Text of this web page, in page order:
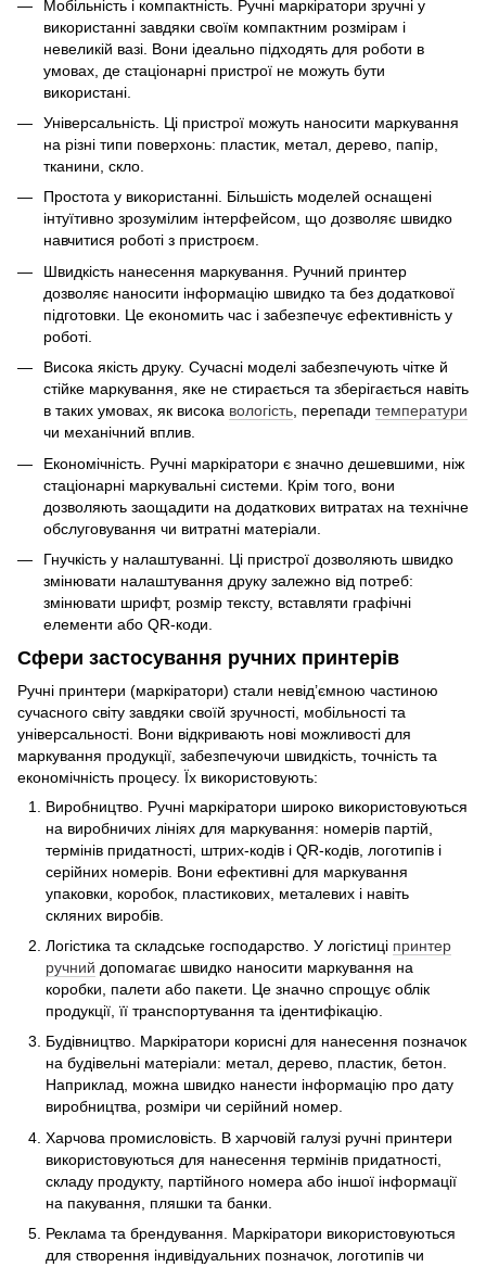
Мобільність і компактність. Ручні маркіратори зручні у
використанні завдяки своїм компактним розмірам і
невеликій вазі. Вони ідеально підходять для роботи в
умовах, де стаціонарні пристрої не можуть бути
використані.
Універсальність. Ці пристрої можуть наносити маркування
на різні типи поверхонь: пластик, метал, дерево, папір,
тканини, скло.
Простота у використанні. Більшість моделей оснащені
інтуїтивно зрозумілим інтерфейсом, що дозволяє швидко
навчитися роботі з пристроєм.
Швидкість нанесення маркування. Ручний принтер
дозволяє наносити інформацію швидко та без додаткової
підготовки. Це економить час і забезпечує ефективність у
роботі.
Висока якість друку. Сучасні моделі забезпечують чітке й
стійке маркування, яке не стирається та зберігається навіть
в таких умовах, як висока вологість , перепади температури
чи механічний вплив.
Економічність. Ручні маркіратори є значно дешевшими, ніж
стаціонарні маркувальні системи. Крім того, вони
дозволяють заощадити на додаткових витратах на технічне
обслуговування чи витратні матеріали.
Гнучкість у налаштуванні. Ці пристрої дозволяють швидко
змінювати налаштування друку залежно від потреб:
змінювати шрифт, розмір тексту, вставляти графічні
елементи або QR-коди.
Сфери застосування ручних принтерів
Ручні принтери (маркіратори) стали невід’ємною частиною
сучасного світу завдяки своїй зручності, мобільності та
універсальності. Вони відкривають нові можливості для
маркування продукції, забезпечуючи швидкість, точність та
економічність процесу. Їх використовують:
Виробництво. Ручні маркіратори широко використовуються
на виробничих лініях для маркування: номерів партій,
термінів придатності, штрих-кодів і QR-кодів, логотипів і
серійних номерів. Вони ефективні для маркування
упаковки, коробок, пластикових, металевих і навіть
скляних виробів.
Логістика та складське господарство. У логістиці принтер
ручний допомагає швидко наносити маркування на
коробки, палети або пакети. Це значно спрощує облік
продукції, її транспортування та ідентифікацію.
Будівництво. Маркіратори корисні для нанесення позначок
на будівельні матеріали: метал, дерево, пластик, бетон.
Наприклад, можна швидко нанести інформацію про дату
виробництва, розміри чи серійний номер.
Харчова промисловість. В харчовій галузі ручні принтери
використовуються для нанесення термінів придатності,
складу продукту, партійного номера або іншої інформації
на пакування, пляшки та банки.
Реклама та брендування. Маркіратори використовуються
для створення індивідуальних позначок, логотипів чи